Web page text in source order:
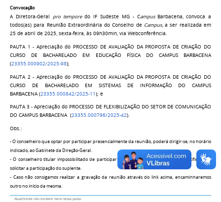
Convocação
A Diretora-Geral pro temporedo IF Sudeste MG - Campus Barbacena,convoca a
todos(as) para Reunião Extraordinária do Conselho de Campus,a ser realizada em
25 de abril de 2025, sexta-feira, às 09h30min, via Webconferência.
PAUTA 1 - Apreciação do PROCESSO DE AVALIAÇÃO DA PROPOSTA DE CRIAÇÃO DO
CURSO DE BACHARELADO EM EDUCAÇÃO FÍSICA DO CAMPUS BARBACENA
(23355.000902/2025-98);
PAUTA 2 - Apreciação do PROCESSO DE AVALIAÇÃO DA PROPOSTA DE CRIAÇÃO DO
CURSO DE BACHARELADO EM SISTEMAS DE INFORMAÇÃO DO CAMPUS
BARBACENA (23355.000842/2025-11); e
PAUTA 3 -Apreciação do PROCESSO DE FLEXIBILIZAÇÃO DO SETOR DE COMUNICAÇÃO
DO CAMPUS BARBACENA (23355.000796/2025-42).
Obs.:
- O conselheiro que optar por participar presencialmente da reunião, poderá dirigir-se, no horário
indicado, ao Gabinete da Direção-Geral.
- O conselheiro titular impossibilitado de participar da reunião deverá apresentar justificativa e
solicitar a participação do suplente.
- Caso não consigamos realizar a gravação da reunião através do link acima, encaminharemos
outro no início da mesma.
Atualmente não existem itens nessa pasta.